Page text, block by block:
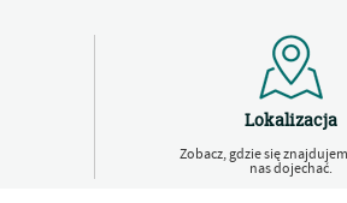
Lokalizacja
Zobacz, gdzie się
nas dojechać.